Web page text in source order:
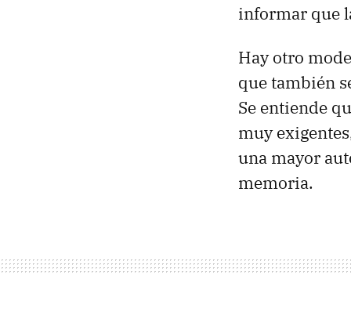
informar que
Hay otro
que también
Se entiende
muy
una mayor
memoria.